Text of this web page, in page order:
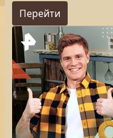
Перейти